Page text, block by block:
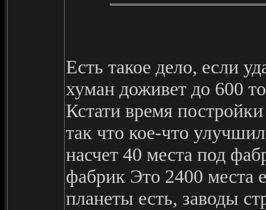
Есть такое дело, если
хуман доживет до 600
Кстати время
так что кое-что
насчет 40 места под
фабрик Это 2400 места
планеты есть, заводы